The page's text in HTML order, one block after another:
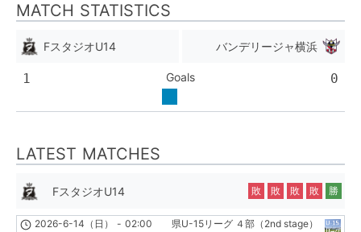
MATCH STATISTICS
FスタジオU14 バンデリージャ横浜
1 Goals 0
LATEST MATCHES
FスタジオU14 敗 敗 敗 敗 勝
県U-15リーグ ４部（2nd stage）
2026-6-14（日） - 02:00